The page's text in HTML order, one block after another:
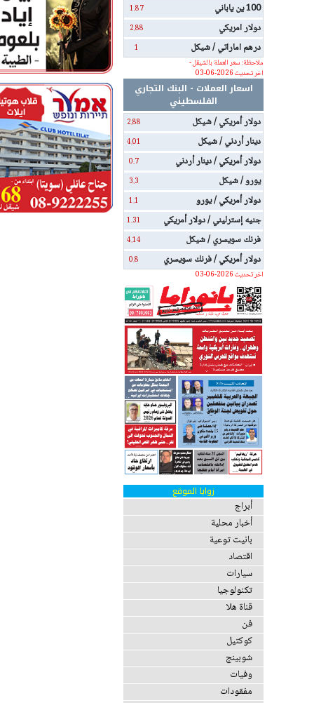
100 ين ياباني 1.87
دولار امريكي 2.88
درهم اماراتي / شيكل
1
ملاحظة: سعر العملة بالشيقل -
اخر تحديث 2026-06-03
اسعار العملات - البنك التجاري
الفلسطيني
دولار أمريكي / شيكل
2.88
دينار أردني / شيكل 4.01
دولار أمريكي / دينار أردني 0.7
يورو / شيكل 3.3
دولار أمريكي / يورو 1.1
جنيه إسترليني / دولار أمريكي 1.31
فرنك سويسري / شيكل 4.14
دولار أمريكي / فرنك سويسري
0.8
اخر تحديث 2026-06-03
زوايا الموقع
أبراج
أخبار محلية
بانيت توعية
اقتصاد
سيارات
تكنولوجيا
قناة هلا
فن
كوكتيل
شوبينج
وفيات
مفقودات